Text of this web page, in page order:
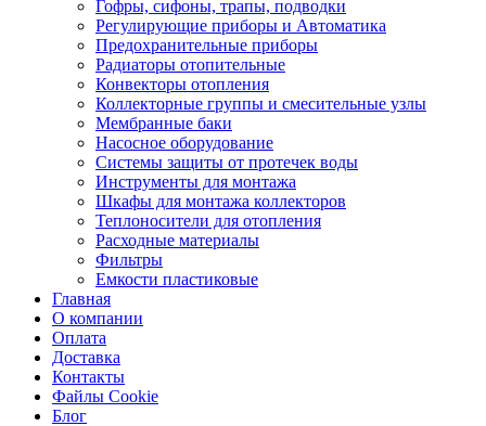
Гофры, сифоны, трапы, подводки
Регулирующие приборы и Автоматика
Предохранительные приборы
Радиаторы отопительные
Конвекторы отопления
Коллекторные группы и смесительные узлы
Мембранные баки
Насосное оборудование
Системы защиты от протечек воды
Инструменты для монтажа
Шкафы для монтажа коллекторов
Теплоносители для отопления
Расходные материалы
Фильтры
Емкости пластиковые
Главная
О компании
Оплата
Доставка
Контакты
Файлы Cookie
Блог